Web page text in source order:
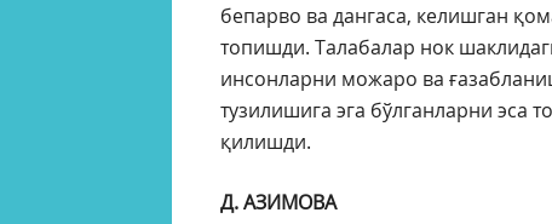
бепарво ва дангаса, келишган
топишди. Талабалар нок
инсонларни можаро ва
тузилишига эга бўлганларни эса
қилишди.
Д.АЗИМОВА